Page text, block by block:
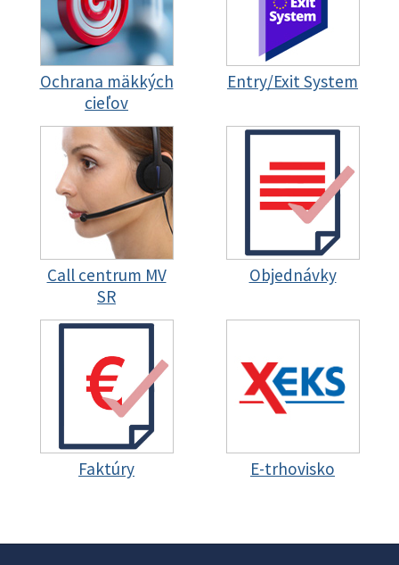
Ochrana mäkkých
cieľov
Entry/Exit System
Call centrum MV
SR
Objednávky
Faktúry E-trhovisko